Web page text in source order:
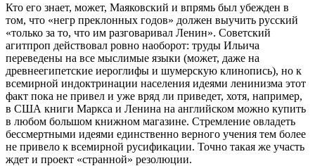
Кто его знает, может, Маяковский и впрямь был убежден в
том, что «негр преклонных годов» должен выучить русский
«только за то, что им разговаривал Ленин». Советский
агитпроп действовал ровно наоборот: труды Ильича
переведены на все мыслимые языки (может, даже на
древнеегипетские иероглифы и шумерскую клинопись), но к
всемирной индоктринации населения идеями ленинизма этот
факт пока не привел и уже вряд ли приведет, хотя, например,
в США книги Маркса и Ленина на английском можно купить
в любом большом книжном магазине. Стремление овладеть
бессмертными идеями единственно верного учения тем более
не привело к всемирной русификации. Точно такая же участь
ждет и проект «странной» резолюции.